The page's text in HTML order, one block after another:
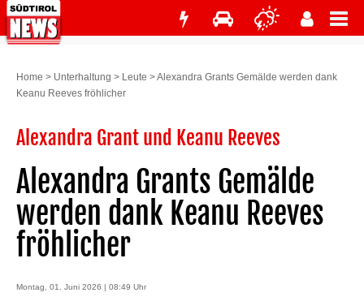
Home > Unterhaltung > Leute >Alexandra Grants Gemälde werden dank
Keanu Reeves fröhlicher
Alexandra Grant und Keanu Reeves
Alexandra Grants Gemälde
werden dank Keanu Reeves
fröhlicher
Montag, 01. Juni 2026 | 08:49 Uhr